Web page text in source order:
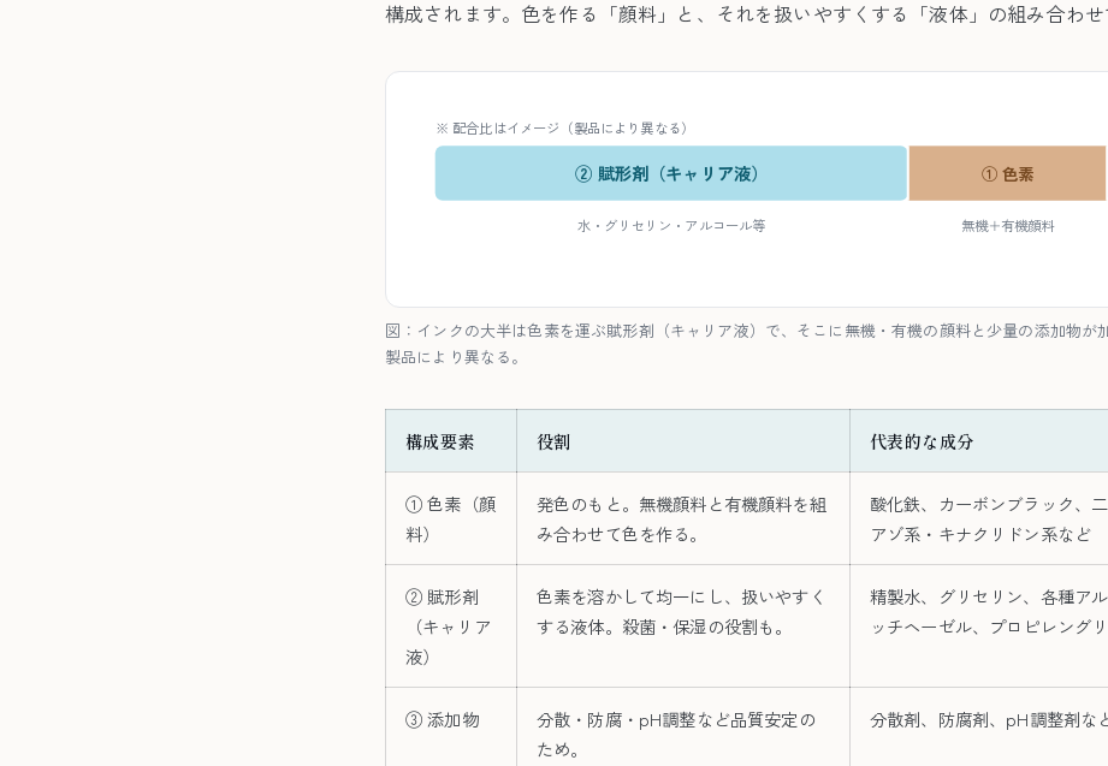
構成されます。色を作る「顔料」と、それを扱いやすくする「液体」の組み合わせ
② 賦形剤（キャリア液） ① 色素
水・グリセリン・アルコール等 無機＋有機顔料
※ 配合比はイメージ（製品により異なる）
図：インクの大半は色素を運ぶ賦形剤（キャリア液）で、そこに無機・有機の顔料と少量の添加物が
製品により異なる。
構成要素 役割 代表的な成分
① 色素（顔
料）
発色のもと。無機顔料と有機顔料を組
み合わせて色を作る。
酸化鉄、カーボンブラック、二
アゾ系・キナクリドン系など
② 賦形剤
（キャリア
液）
色素を溶かして均一にし、扱いやすく
する液体。殺菌・保湿の役割も。
精製水、グリセリン、各種ア
ッチヘーゼル、プロピレング
③ 添加物
分散・防腐・pH調整など品質安定の
ため。
分散剤、防腐剤、pH調整剤な